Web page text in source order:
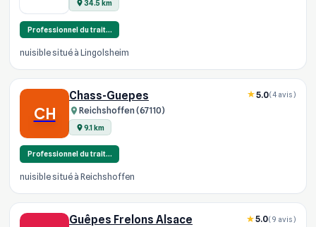
34.5 km
Professionnel du trait…
nuisible situé à Lingolsheim
CH
Chass-Guepes
Reichshoffen (67110)
9.1 km
5.0(4 avis)
Professionnel du trait…
nuisible situé à Reichshoffen
Guêpes Frelons Alsace 5.0(9 avis)